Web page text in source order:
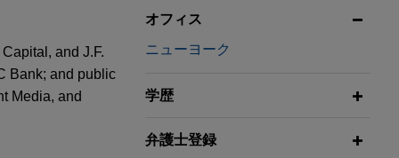
and J.F.
Bank; and public
Media, and
オフィス
ニューヨーク
学歴
弁護士登録